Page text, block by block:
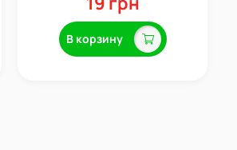
В корзину